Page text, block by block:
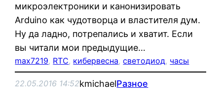
микроэлектроники и канонизировать
Arduino как чудотворца и властителя дум.
Ну да ладно, потрепались и хватит. Если
вы читали мои предыдущие…
max7219, RTC, кибервесна, светодиод, часы
22.05.2016 14:52kmichaelРазное